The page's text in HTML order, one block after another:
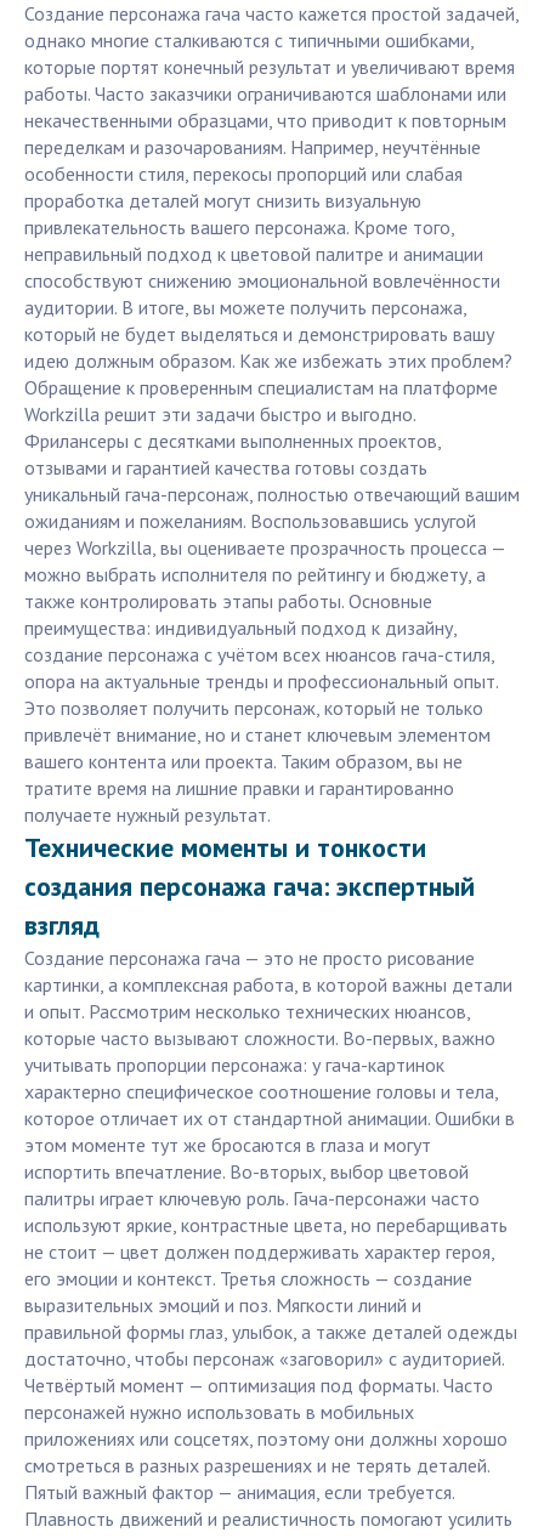
Создание персонажа гача часто кажется простой задачей,
однако многие сталкиваются с типичными ошибками,
которые портят конечный результат и увеличивают время
работы. Часто заказчики ограничиваются шаблонами или
некачественными образцами, что приводит к повторным
переделкам и разочарованиям. Например, неучтённые
особенности стиля, перекосы пропорций или слабая
проработка деталей могут снизить визуальную
привлекательность вашего персонажа. Кроме того,
неправильный подход к цветовой палитре и анимации
способствуют снижению эмоциональной вовлечённости
аудитории. В итоге, вы можете получить персонажа,
который не будет выделяться и демонстрировать вашу
идею должным образом. Как же избежать этих проблем?
Обращение к проверенным специалистам на платформе
Workzilla решит эти задачи быстро и выгодно.
Фрилансеры с десятками выполненных проектов,
отзывами и гарантией качества готовы создать
уникальный гача-персонаж, полностью отвечающий вашим
ожиданиям и пожеланиям. Воспользовавшись услугой
через Workzilla, вы оцениваете прозрачность процесса —
можно выбрать исполнителя по рейтингу и бюджету, а
также контролировать этапы работы. Основные
преимущества: индивидуальный подход к дизайну,
создание персонажа с учётом всех нюансов гача-стиля,
опора на актуальные тренды и профессиональный опыт.
Это позволяет получить персонаж, который не только
привлечёт внимание, но и станет ключевым элементом
вашего контента или проекта. Таким образом, вы не
тратите время на лишние правки и гарантированно
получаете нужный результат.
Технические моменты и тонкости
создания персонажа гача: экспертный
взгляд
Создание персонажа гача — это не просто рисование
картинки, а комплексная работа, в которой важны детали
и опыт. Рассмотрим несколько технических нюансов,
которые часто вызывают сложности. Во-первых, важно
учитывать пропорции персонажа: у гача-картинок
характерно специфическое соотношение головы и тела,
которое отличает их от стандартной анимации. Ошибки в
этом моменте тут же бросаются в глаза и могут
испортить впечатление. Во-вторых, выбор цветовой
палитры играет ключевую роль. Гача-персонажи часто
используют яркие, контрастные цвета, но перебарщивать
не стоит — цвет должен поддерживать характер героя,
его эмоции и контекст. Третья сложность — создание
выразительных эмоций и поз. Мягкости линий и
правильной формы глаз, улыбок, а также деталей одежды
достаточно, чтобы персонаж «заговорил» с аудиторией.
Четвёртый момент — оптимизация под форматы. Часто
персонажей нужно использовать в мобильных
приложениях или соцсетях, поэтому они должны хорошо
смотреться в разных разрешениях и не терять деталей.
Пятый важный фактор — анимация, если требуется.
Плавность движений и реалистичность помогают усилить